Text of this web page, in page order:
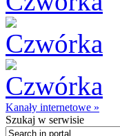
Kanały internetowe »
Szukaj w serwisie